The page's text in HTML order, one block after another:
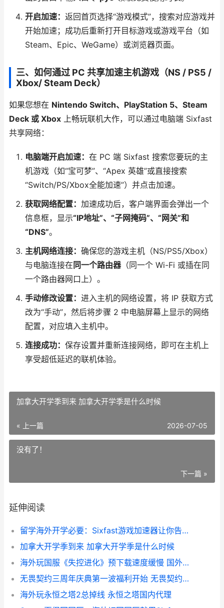
开启加速： 返回首页选择“游戏模式”，搜索对应游戏并
开始加速；成功后重新打开目标游戏或游戏平台（如
Steam、Epic、WeGame）或浏览器页面。
三、如何通过 PC 共享加速主机游戏（NS / PS5 /
Xbox/ Steam Deck）
如果您想在 Nintendo Switch、PlayStation 5、Steam
Deck 或 Xbox 上畅玩联机大作，可以通过电脑端 Sixfast
共享网络：
电脑端开启加速： 在 PC 端 Sixfast 搜索您要玩的主
机游戏（如“宝可梦”、“Apex 英雄”或直接搜索
“Switch/PS/Xbox全能加速”）并点击加速。
获取网络配置： 加速成功后，客户端界面会弹出一个
信息框，显示“IP地址”、“子网掩码”、“网关”和
“DNS”。
主机网络连接： 确保您的游戏主机（NS/PS5/Xbox）
与电脑连接在 同一个路由器（同一个 Wi-Fi 或插在同
一个路由器网口上）。
手动修改设置： 进入主机的网络设置，将 IP 获取方式
改为“手动”，然后将步骤 2 中电脑屏幕上显示的网络
配置，对应填入主机中。
连接成功： 保存设置并重新连接网络，即可在主机上
享受超低延迟的联机体验。
加拿大开学季到来 加拿大开学季是什么时候
« 上一篇 2026-07-05
没有了！
下一篇 »
延伸阅读
留学海外开学必要：Sixfast游戏加速器让你告别卡顿转圈 海外留学学校
加拿大开学季到来 加拿大开学季是什么时候
海外玩国服《失控进化》预下载速度缓慢 国外服的游戏
无畏契约三周年庆典第一波福利开始 无畏契约赛制
海外玩永恒之塔2总掉线 永恒之塔国内代理